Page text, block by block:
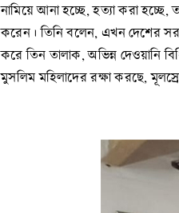
নামিয়ে আনা হচ্ছে, হত্যা করা
করেন। তিনি বলেন, এখন দেশের
করে তিন তালাক, অভিন্ন দেওয়ানি
মুসলিম মহিলাদের রক্ষা করছে,